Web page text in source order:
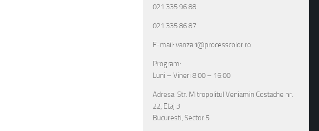
021.335.96.88
021.335.86.87
E-mail: vanzari@processcolor.ro
Program:
Luni – Vineri 8:00 – 16:00
Adresa: Str. Mitropolitul Veniamin Costache nr.
22, Etaj 3
Bucuresti, Sector 5